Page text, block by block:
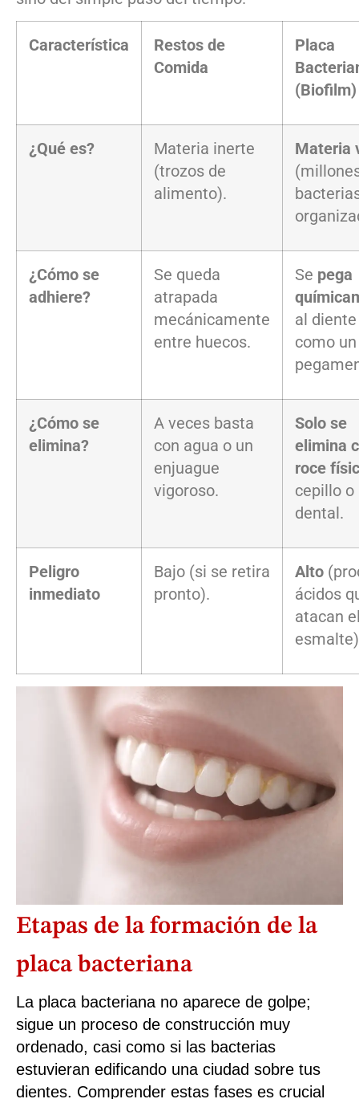
Característica
Restos de
Comida
Placa
(Biofilm)
¿Qué es?
Materia inerte
(trozos de
alimento).
Materia
¿Cómo se
adhiere?
Se queda
atrapada
mecánicamente
entre huecos.
Se pega
al diente
como un
¿Cómo se
elimina?
A veces basta
con agua o un
enjuague
vigoroso.
Solo se
elimina
roce
cepillo o
dental.
Peligro
inmediato
Bajo (si se retira
pronto).
Alto
ácidos
atacan
Etapas de la formación de la
placa bacteriana
La placa bacteriana no aparece de golpe;
sigue un proceso de construcción muy
ordenado, casi como si las bacterias
estuvieran edificando una ciudad sobre tus
dientes. Comprender estas fases es crucial